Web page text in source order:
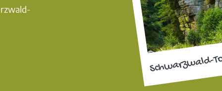
Schwarzwald-